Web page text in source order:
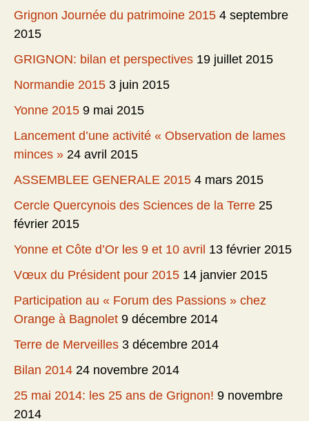
Grignon Journée du patrimoine 2015 4 septembre
2015
GRIGNON: bilan et perspectives 19 juillet 2015
Normandie 2015 3 juin 2015
Yonne 2015 9 mai 2015
Lancement d’une activité « Observation de lames
minces » 24 avril 2015
ASSEMBLEE GENERALE 2015 4 mars 2015
Cercle Quercynois des Sciences de la Terre 25
février 2015
Yonne et Côte d’Or les 9 et 10 avril 13 février 2015
Vœux du Président pour 2015 14 janvier 2015
Participation au « Forum des Passions » chez
Orange à Bagnolet 9 décembre 2014
Terre de Merveilles 3 décembre 2014
Bilan 2014 24 novembre 2014
25 mai 2014: les 25 ans de Grignon! 9 novembre
2014